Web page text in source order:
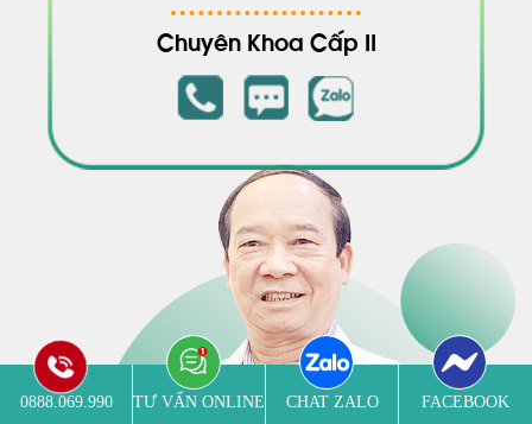
Chuyên Khoa Cấp II
0888.069.990 TƯ VẤN ONLINE CHAT ZALO FACEBOOK